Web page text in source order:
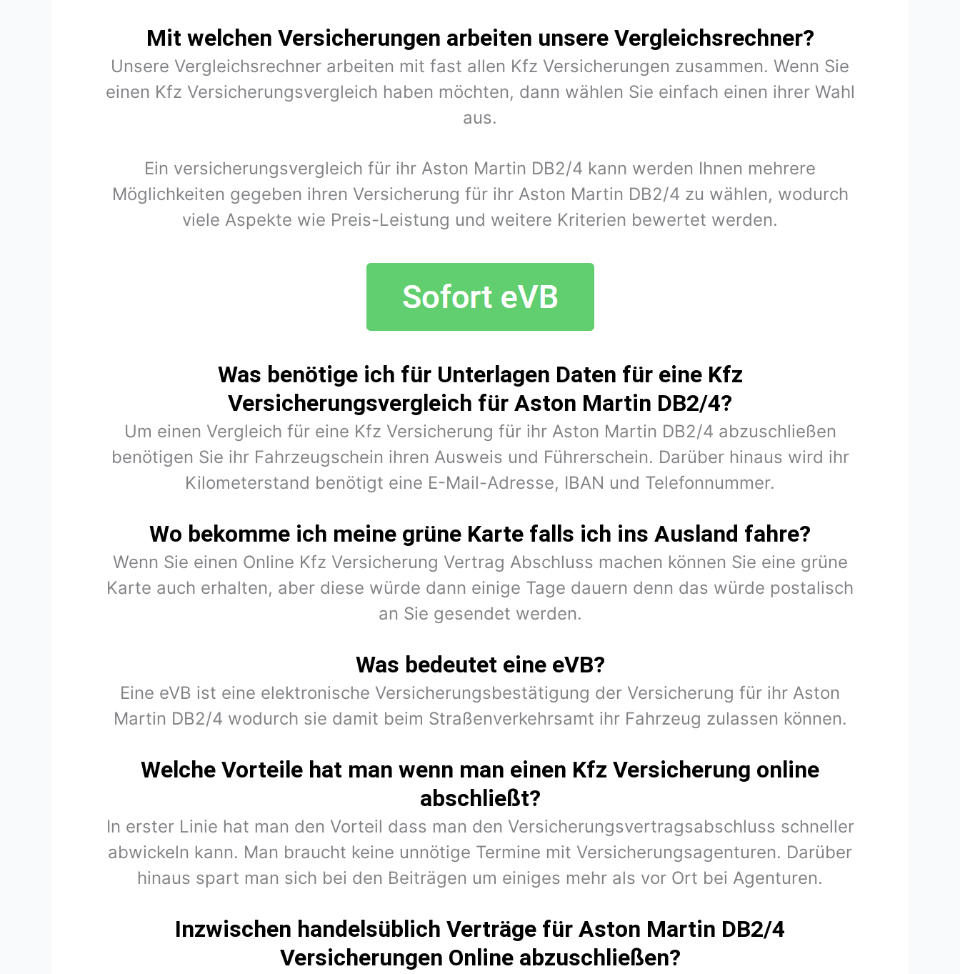
Mit welchen Versicherungen arbeiten unsere Vergleichsrechner?
Unsere Vergleichsrechner arbeiten mit fast allen Kfz Versicherungen zusammen. Wenn Sie
einen Kfz Versicherungsvergleich haben möchten, dann wählen Sie einfach einen ihrer Wahl
aus.
Ein versicherungsvergleich für ihr Aston Martin DB2/4 kann werden Ihnen mehrere
Möglichkeiten gegeben ihren Versicherung für ihr Aston Martin DB2/4 zu wählen, wodurch
viele Aspekte wie Preis-Leistung und weitere Kriterien bewertet werden.
Was benötige ich für Unterlagen Daten für eine Kfz
Versicherungsvergleich für Aston Martin DB2/4?
Um einen Vergleich für eine Kfz Versicherung für ihr Aston Martin DB2/4 abzuschließen
benötigen Sie ihr Fahrzeugschein ihren Ausweis und Führerschein. Darüber hinaus wird ihr
Kilometerstand benötigt eine E-Mail-Adresse, IBAN und Telefonnummer.
Wo bekomme ich meine grüne Karte falls ich ins Ausland fahre?
Wenn Sie einen Online Kfz Versicherung Vertrag Abschluss machen können Sie eine grüne
Karte auch erhalten, aber diese würde dann einige Tage dauern denn das würde postalisch
an Sie gesendet werden.
Was bedeutet eine eVB?
Eine eVB ist eine elektronische Versicherungsbestätigung der Versicherung für ihr Aston
Martin DB2/4 wodurch sie damit beim Straßenverkehrsamt ihr Fahrzeug zulassen können.
Welche Vorteile hat man wenn man einen Kfz Versicherung online
abschließt?
In erster Linie hat man den Vorteil dass man den Versicherungsvertragsabschluss schneller
abwickeln kann. Man braucht keine unnötige Termine mit Versicherungsagenturen. Darüber
hinaus spart man sich bei den Beiträgen um einiges mehr als vor Ort bei Agenturen.
Inzwischen handelsüblich Verträge für Aston Martin DB2/4
Versicherungen Online abzuschließen?